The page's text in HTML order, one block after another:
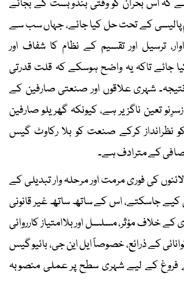
کہ اس بحران کو وقتی بندوبست کے بجائے
پالیسی کے تحت حل کیا جائے، جہاں سب سے
ترسیل اور تقسیم کے نظام کا شفاف اور
جائے تاکہ یہ واضح ہوسکے کہ قلت قدرتی
شہری علاقوں اور صنعتی صارفین کے
تعین ناگزیر ہے، کیونکہ گھریلو صارفین
نظرانداز کرکے صنعت کو بلا رکاوٹ گیس
کے مترادف ہے۔
لائنوں کی فوری مرمت اور مرحلہ وار تبدیلی کے
کیے جاسکتے، اس کے ساتھ ساتھ غیر قانونی
خلاف مؤثر، مسلسل اور بلاامتیاز کارروائی
کے ذرائع، خصوصاً ایل این جی، بائیو گیس
فروغ کے لیے شہری سطح پر عملی منصوبہ